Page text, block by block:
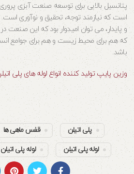
پتانسیل بالایی برای توسعه صنعت آبزی
است که نیازمند توجه، تحقیق و نوآوری است.
و پایدار، می توان امیدوار بود که این
که هم برای محیط زیست و هم برای جوامع
باشد.
وزین پایپ تولید کننده انواع لوله های پلی
پلی اتیلن قفس ماهی ها
لوله پلی اتیلن لوله پلی